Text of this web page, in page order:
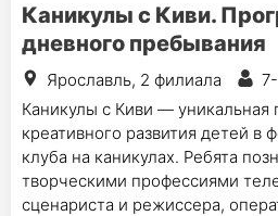
Каникулы с Киви.
дневного пребывания
Ярославль, 2 филиала
Каникулы с Киви — уникальная
креативного развития детей в
клуба на каникулах. Ребята
творческими профессиями
сценариста и режиссера,